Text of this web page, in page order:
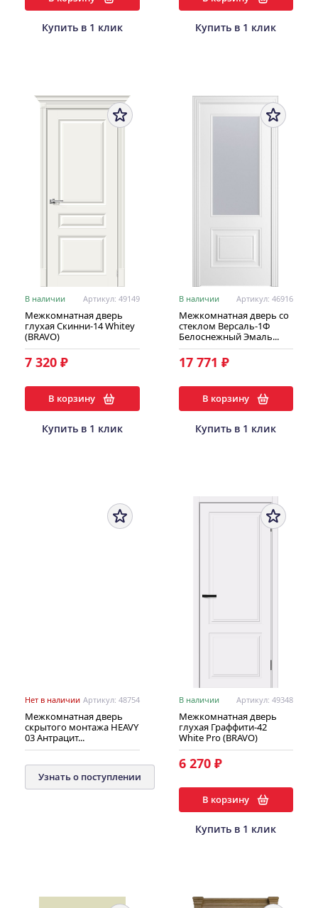
Купить в 1 клик Купить в 1 клик
В наличии Артикул: 49149
Межкомнатная дверь
глухая Скинни-14 Whitey
(BRAVO)
7 320 ₽
В корзину
Купить в 1 клик
В наличии Артикул: 46916
Межкомнатная дверь со
стеклом Версаль-1Ф
Белоснежный Эмаль...
17 771 ₽
В корзину
Купить в 1 клик
Нет в наличии Артикул: 48754
Межкомнатная дверь
скрытого монтажа HEAVY
03 Антрацит...
Узнать о поступлении
В наличии Артикул: 49348
Межкомнатная дверь
глухая Граффити-42
White Pro (BRAVO)
6 270 ₽
В корзину
Купить в 1 клик